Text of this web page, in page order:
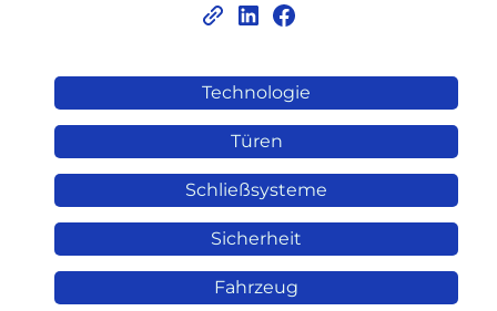
Technologie
Türen
Schließsysteme
Sicherheit
Fahrzeug